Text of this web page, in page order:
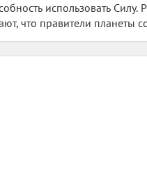
использовать
что правители планеты